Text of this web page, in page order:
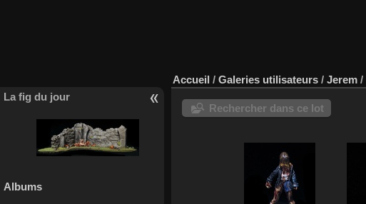
La fig du jour
Albums
Accueil / Galeries utilisateurs / Jerem /
Rechercher dans ce lot